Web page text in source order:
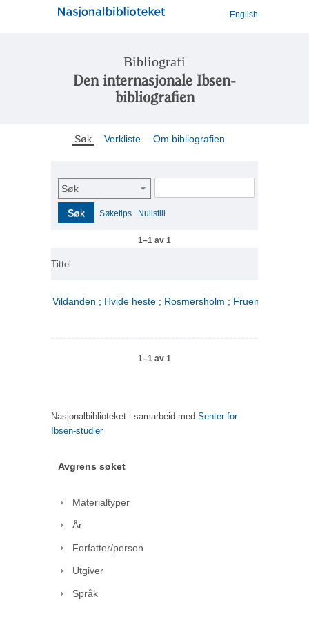
English
Bibliografi
Den internasjonale Ibsen-
bibliografien
Søk Verkliste Om bibliografien
Søk
Søk Søketips Nullstill
1–1 av 1
Tittel
Vildanden ; Hvide heste ; Rosmersholm ; Fruen fra havet
1–1 av 1
Nasjonalbiblioteket i samarbeid med Senter for
Ibsen-studier
Avgrens søket
Materialtyper
År
Forfatter/person
Utgiver
Språk